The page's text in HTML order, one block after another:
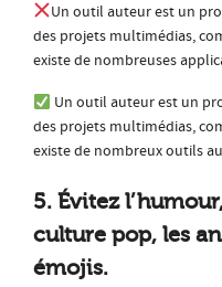
Un outil auteur est un
des projets multimédias,
existe de nombreuses
Un outil auteur est un
des projets multimédias,
existe de nombreux outils
5. Évitez
culture pop, les
émojis.